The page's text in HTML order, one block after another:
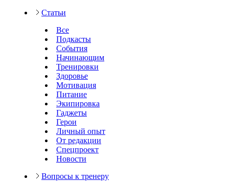
Статьи
Все
Подкасты
События
Начинающим
Тренировки
Здоровье
Мотивация
Питание
Экипировка
Гаджеты
Герои
Личный опыт
От редакции
Спецпроект
Новости
Вопросы к тренеру